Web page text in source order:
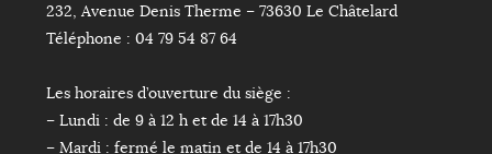
232, Avenue Denis Therme – 73630 Le Châtelard
Téléphone : 04 79 54 87 64
Les horaires d’ouverture du siège :
– Lundi : de 9 à 12 h et de 14 à 17h30
– Mardi : fermé le matin et de 14 à 17h30